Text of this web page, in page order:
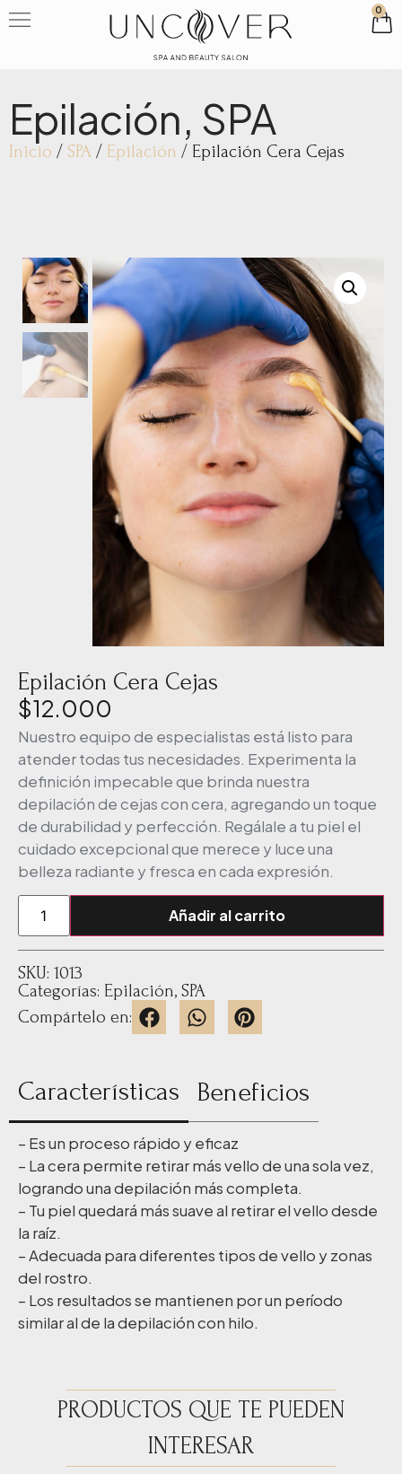
0
Epilación, SPA
Inicio / SPA / Epilación / Epilación Cera Cejas
Epilación Cera Cejas
$12.000
Nuestro equipo de especialistas está listo para
atender todas tus necesidades. Experimenta la
definición impecable que brinda nuestra
depilación de cejas con cera, agregando un toque
de durabilidad y perfección. Regálale a tu piel el
cuidado excepcional que merece y luce una
belleza radiante y fresca en cada expresión.
Añadir al carrito
SKU: 1013
Categorías: Epilación, SPA
Compártelo en:
Características Beneficios
– Es un proceso rápido y eficaz
– La cera permite retirar más vello de una sola vez,
logrando una depilación más completa.
– Tu piel quedará más suave al retirar el vello desde
la raíz.
– Adecuada para diferentes tipos de vello y zonas
del rostro.
– Los resultados se mantienen por un período
similar al de la depilación con hilo.
PRODUCTOS QUE TE PUEDEN
INTERESAR